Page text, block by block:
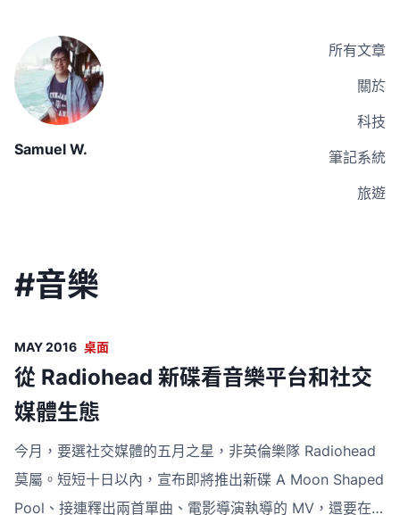
Samuel W.
所有文章
關於
科技
筆記系統
旅遊
#音樂
MAY 2016 桌面
從 Radiohead 新碟看音樂平台和社交
媒體生態
今月，要選社交媒體的五月之星，非英倫樂隊 Radiohead
莫屬。短短十日以內，宣布即將推出新碟 A Moon Shaped
Pool、接連釋出兩首單曲、電影導演執導的 MV，還要在部